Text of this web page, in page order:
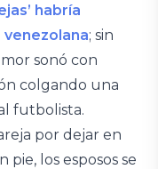
habría
venezolana; sin
sonó con
colgando una
futbolista.
por dejar en
los esposos se